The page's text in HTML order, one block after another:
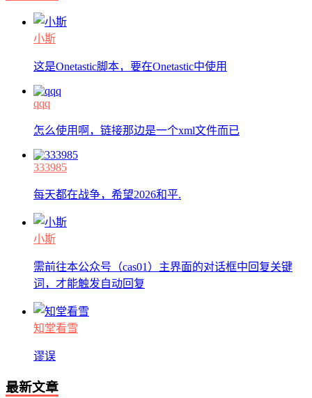
小斯
这是Onetastic脚本，要在Onetastic中使用
qqq
怎么使用啊，链接那边是一个xml文件而已
333985
每天都在战争，希望2026和平.
小斯
需前往本公众号（cas01）主界面的对话框中回复关键
词，才能触发自动回复
知堂看雪
谬误
最新文章